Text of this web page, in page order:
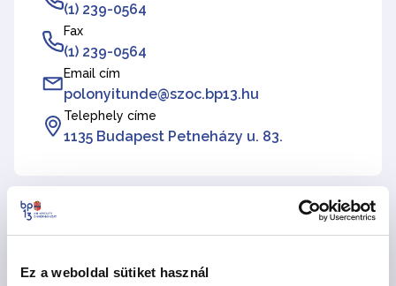
Ez a weboldal sütiket használ
(1) 239-0564
Fax
(1) 239-0564
Email cím
polonyitunde@szoc.bp13.hu
Telephely címe
1135 Budapest Petneházy u. 83.
Esküvő köz Családi bölcsőde
Önkormányzati fenntartású intézmény